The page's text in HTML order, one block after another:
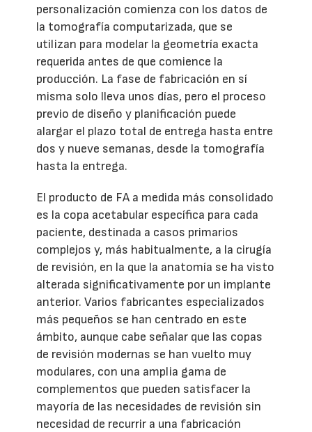
personalización comienza con los datos de
la tomografía computarizada, que se
utilizan para modelar la geometría exacta
requerida antes de que comience la
producción. La fase de fabricación en sí
misma solo lleva unos días, pero el proceso
previo de diseño y planificación puede
alargar el plazo total de entrega hasta entre
dos y nueve semanas, desde la tomografía
hasta la entrega.
El producto de FA a medida más consolidado
es la copa acetabular específica para cada
paciente, destinada a casos primarios
complejos y, más habitualmente, a la cirugía
de revisión, en la que la anatomía se ha visto
alterada significativamente por un implante
anterior. Varios fabricantes especializados
más pequeños se han centrado en este
ámbito, aunque cabe señalar que las copas
de revisión modernas se han vuelto muy
modulares, con una amplia gama de
complementos que pueden satisfacer la
mayoría de las necesidades de revisión sin
necesidad de recurrir a una fabricación